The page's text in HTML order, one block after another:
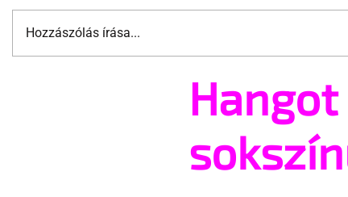
Építészeti irányelvek a vágy
tér
Hozzászólás írása...